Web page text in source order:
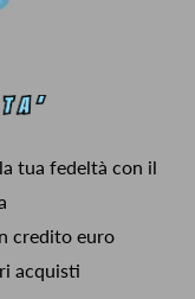
tua fedeltà con il
credito euro
acquisti